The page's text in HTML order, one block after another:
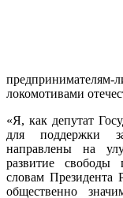
локомотивами
«Я, как депутат
для поддержки
направлены на
развитие свободы
словам
общественно